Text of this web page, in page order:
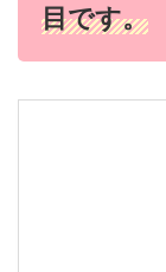
目です。